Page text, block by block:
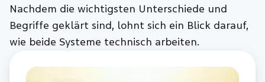
Nachdem die wichtigsten Unterschiede und
Begriffe geklärt sind, lohnt sich ein Blick darauf,
wie beide Systeme technisch arbeiten.